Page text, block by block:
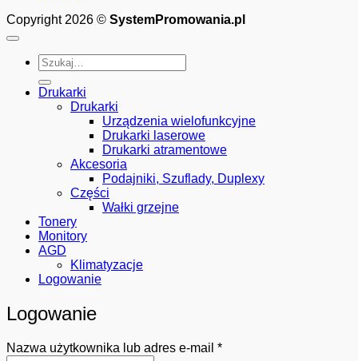
Copyright 2026 © SystemPromowania.pl
Szukaj:
Drukarki
Drukarki
Urządzenia wielofunkcyjne
Drukarki laserowe
Drukarki atramentowe
Akcesoria
Podajniki, Szuflady, Duplexy
Części
Wałki grzejne
Tonery
Monitory
AGD
Klimatyzacje
Logowanie
Logowanie
Nazwa użytkownika lub adres e-mail *Wymagane